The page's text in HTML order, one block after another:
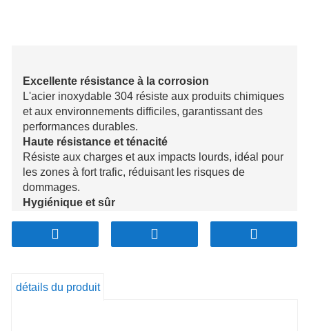
Excellente résistance à la corrosion
L'acier inoxydable 304 résiste aux produits chimiques
et aux environnements difficiles, garantissant des
performances durables.
Haute résistance et ténacité
Résiste aux charges et aux impacts lourds, idéal pour
les zones à fort trafic, réduisant les risques de
dommages.
Hygiénique et sûr
normes d’hygiène pour l’eau potable et les
applications alimentaires.
qui rend le nettoyage simple et assure un drainage
détails du produit